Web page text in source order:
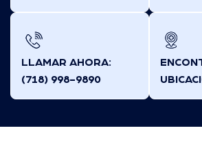
LLAMAR AHORA:
(718) 998-9890